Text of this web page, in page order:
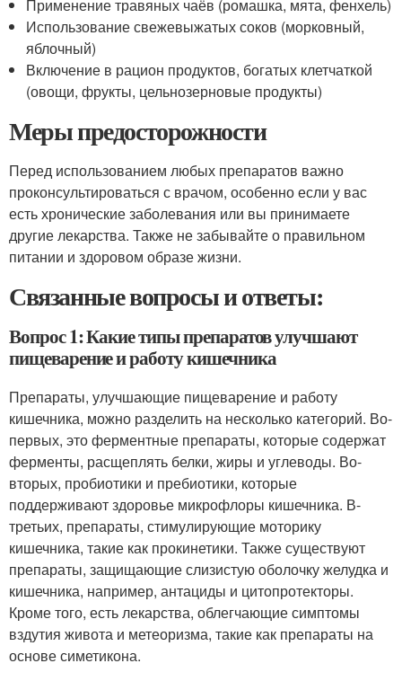
Применение травяных чаёв (ромашка, мята, фенхель)
Использование свежевыжатых соков (морковный,
яблочный)
Включение в рацион продуктов, богатых клетчаткой
(овощи, фрукты, цельнозерновые продукты)
Меры предосторожности
Перед использованием любых препаратов важно
проконсультироваться с врачом, особенно если у вас
есть хронические заболевания или вы принимаете
другие лекарства. Также не забывайте о правильном
питании и здоровом образе жизни.
Связанные вопросы и ответы:
Вопрос 1: Какие типы препаратов улучшают
пищеварение и работу кишечника
Препараты, улучшающие пищеварение и работу
кишечника, можно разделить на несколько категорий. Во-
первых, это ферментные препараты, которые содержат
ферменты, расщеплять белки, жиры и углеводы. Во-
вторых, пробиотики и пребиотики, которые
поддерживают здоровье микрофлоры кишечника. В-
третьих, препараты, стимулирующие моторику
кишечника, такие как прокинетики. Также существуют
препараты, защищающие слизистую оболочку желудка и
кишечника, например, антациды и цитопротекторы.
Кроме того, есть лекарства, облегчающие симптомы
вздутия живота и метеоризма, такие как препараты на
основе симетикона.